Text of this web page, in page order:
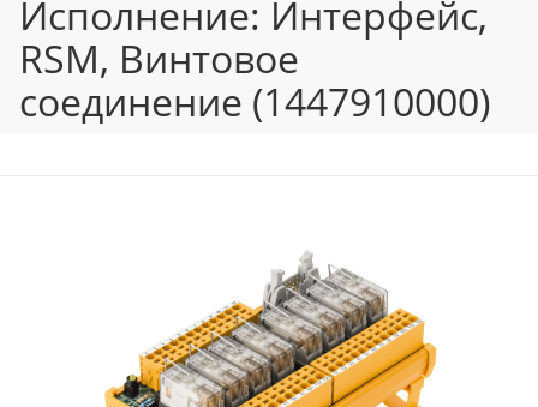
Исполнение: Интерфейс,
RSM, Винтовое
соединение (1447910000)